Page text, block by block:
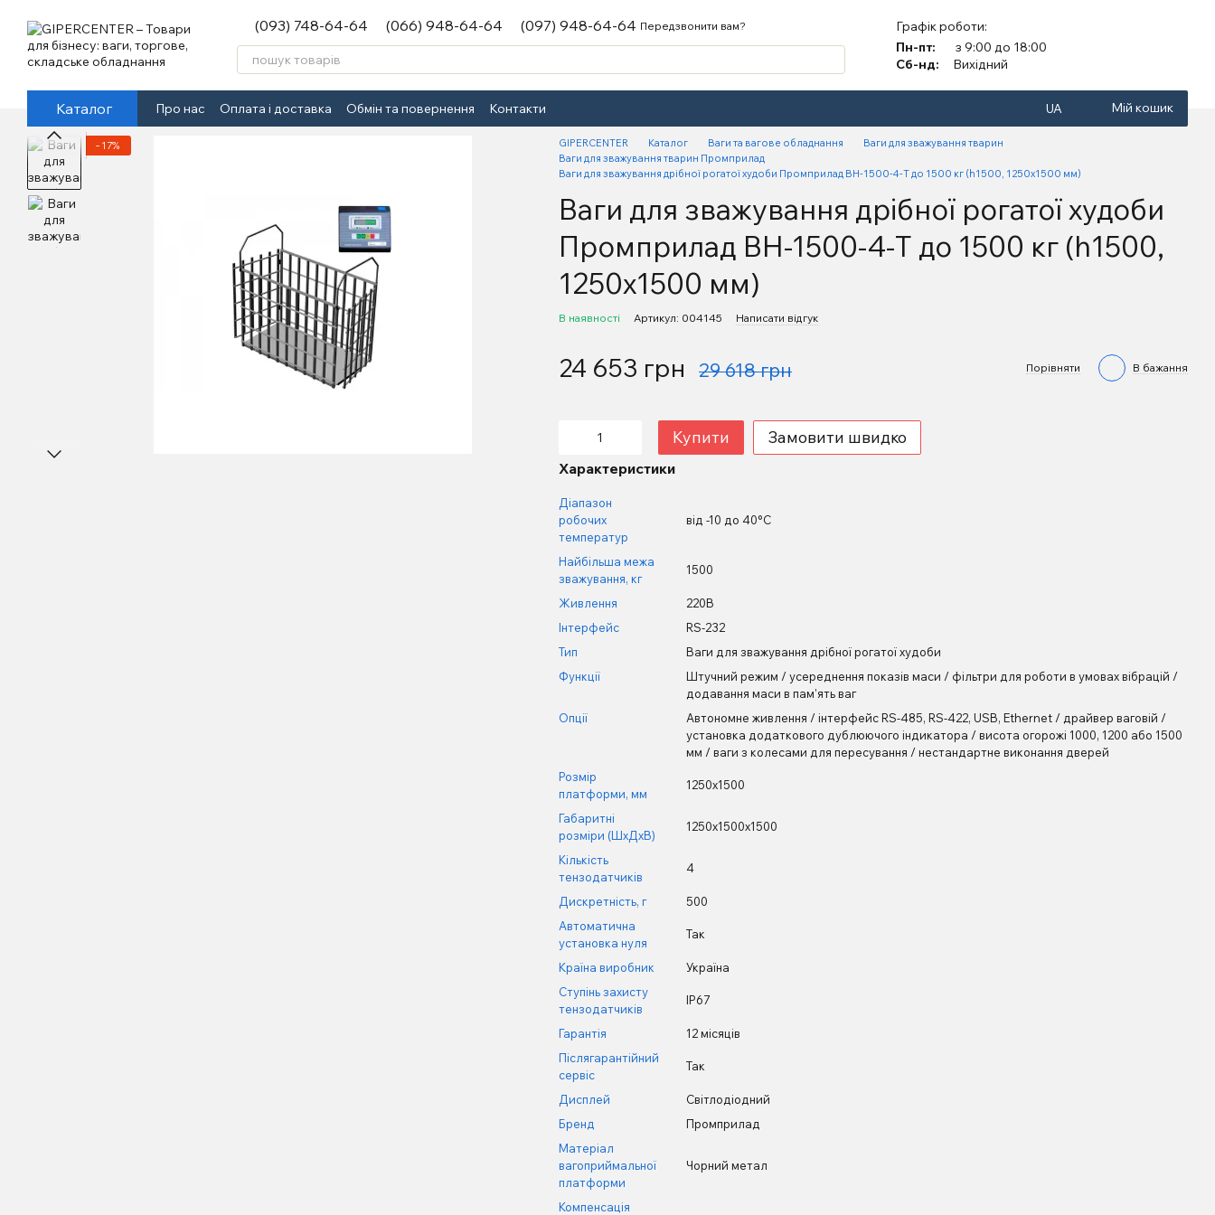
(093) 748-64-64 (066) 948-64-64 (097) 948-64-64 Передзвонити вам?
Графік роботи:
Пн-пт:
з 9:00 до 18:00
Сб-нд:
Вихідний
Каталог Про нас Оплата і доставка Обмін та повернення Контакти UA Мій кошик
−17% GIPERCENTER Каталог Ваги та вагове обладнання
Ваги для зважування тварин
Ваги для зважування тварин Промприлад
Ваги для зважування дрібної рогатої худоби Промприлад ВН-1500-4-Т до 1500 кг (h1500, 1250х1500 мм)
Ваги для зважування дрібної рогатої худоби
Промприлад ВН-1500-4-Т до 1500 кг (h1500,
1250х1500 мм)
В наявності Артикул: 004145 Написати відгук
24 653 грн 29 618 грн Порівняти В бажання
Купити Замовити швидко
Характеристики
Діапазон
робочих
температур
від -10 до 40°С
Найбільша межа
зважування, кг
1500
Живлення
220В
Інтерфейс
RS-232
Тип
Ваги для зважування дрібної рогатої худоби
Функції
Штучний режим / усереднення показів маси / фільтри для роботи в умовах вібрацій /
додавання маси в пам'ять ваг
Опції
Автономне живлення / інтерфейс RS-485, RS-422, USB, Ethernet / драйвер ваговій /
установка додаткового дублюючого індикатора / висота огорожі 1000, 1200 або 1500
мм / ваги з колесами для пересування / нестандартне виконання дверей
Розмір
платформи, мм
1250х1500
Габаритні
розміри (ШхДхВ)
1250х1500х1500
Кількість
тензодатчиків
4
Дискретність, г
500
Автоматична
установка нуля
Так
Країна виробник
Україна
Ступінь захисту
тензодатчиків
IP67
Гарантія
12 місяців
Післягарантійний
сервіс
Так
Дисплей
Світлодіодний
Бренд
Промприлад
Матеріал
вагоприймальної
платформи
Чорний метал
Компенсація